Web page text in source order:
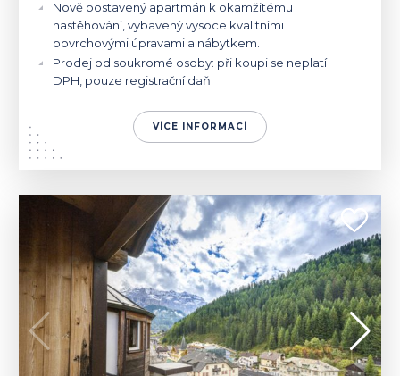
Nově postavený apartmán k okamžitému
nastěhování, vybavený vysoce kvalitními
povrchovými úpravami a nábytkem.
Prodej od soukromé osoby: při koupi se neplatí
DPH, pouze registrační daň.
VÍCE INFORMACÍ
ITÁLIE | SELVA